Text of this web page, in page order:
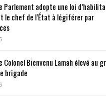
Parlement adopte une loi
le chef de l’État à légiférer par
Colonel Bienvenu Lamah élevé au
brigade